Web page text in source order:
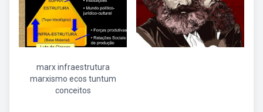
marx infraestrutura
marxismo ecos tuntum
conceitos